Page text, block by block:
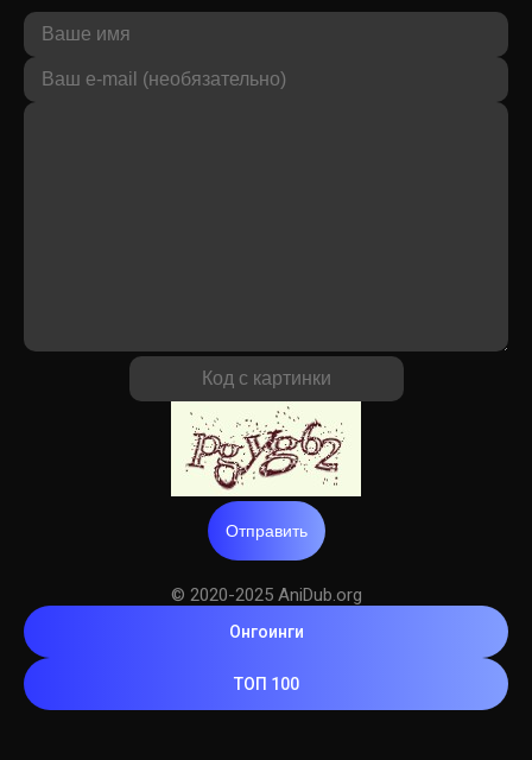
Отправить
© 2020-2025 AniDub.org
Онгоинги
ТОП 100